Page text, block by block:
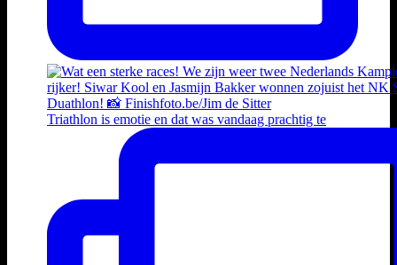
Triathlon is emotie en dat was vandaag prachtig te